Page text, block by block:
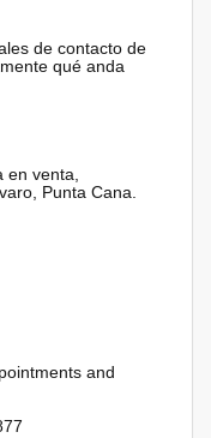
de contacto de
qué anda
en venta,
Punta Cana.
and